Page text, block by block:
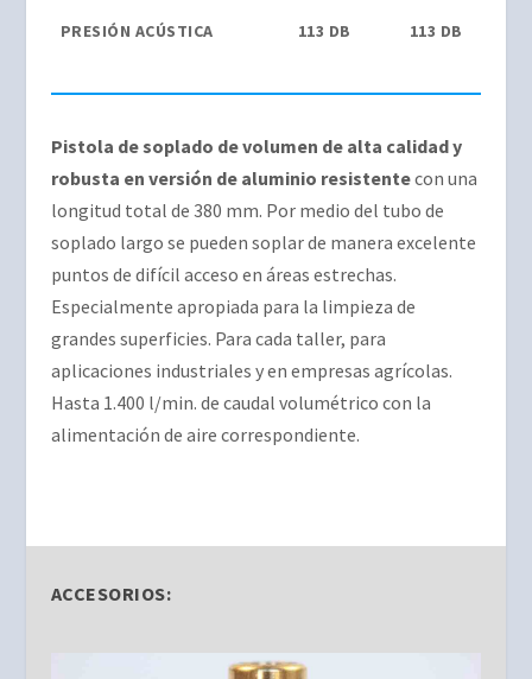
PRESIÓN ACÚSTICA 113 DB 113 DB
Pistola de soplado de volumen de alta calidad y
robusta en versión de aluminio resistentecon una
longitud total de 380 mm. Por medio del tubo de
soplado largo se pueden soplar de manera excelente
puntos de difícil acceso en áreas estrechas.
Especialmente apropiada para la limpieza de
grandes superficies. Para cada taller, para
aplicaciones industriales y en empresas agrícolas.
Hasta 1.400 l/min. de caudal volumétrico con la
alimentación de aire correspondiente.
ACCESORIOS: